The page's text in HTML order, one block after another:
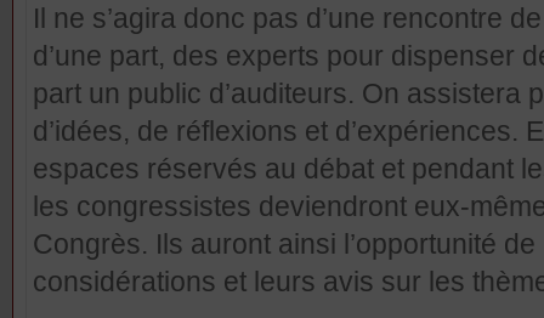
Il ne s’agira donc pas d’une rencontre
d’une part, des experts pour dispenser
part un public d’auditeurs. On assistera
d’idées, de réflexions et d’expériences.
espaces réservés au débat et pendant
les congressistes deviendront eux-
Congrès. Ils auront ainsi l’opportunité
considérations et leurs avis sur les